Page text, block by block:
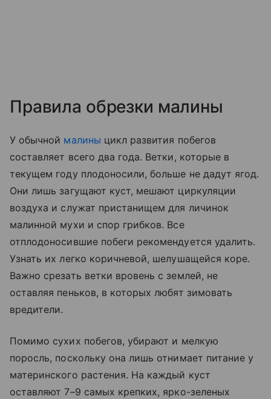
Правила обрезки малины
У обычной малины цикл развития побегов
составляет всего два года. Ветки, которые в
текущем году плодоносили, больше не дадут ягод.
Они лишь загущают куст, мешают циркуляции
воздуха и служат пристанищем для личинок
малинной мухи и спор грибков. Все
отплодоносившие побеги рекомендуется удалить.
Узнать их легко коричневой, шелушащейся коре.
Важно срезать ветки вровень с землей, не
оставляя пеньков, в которых любят зимовать
вредители.
Помимо сухих побегов, убирают и мелкую
поросль, поскольку она лишь отнимает питание у
материнского растения. На каждый куст
оставляют 7–9 самых крепких, ярко-зеленых